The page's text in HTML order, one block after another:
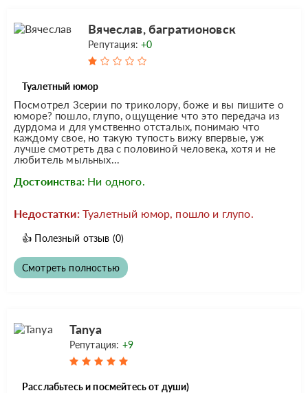
Вячеслав, багратионовск
Репутация:+0
Туалетный юмор
Посмотрел 3серии по триколору, боже и вы пишите о
юморе? пошло, глупо, ощущение что это передача из
дурдома и для умственно отсталых, понимаю что
каждому свое, но такую тупость вижу впервые, уж
лучше смотреть два с половиной человека, хотя и не
любитель мыльных...
Достоинства: Ни одного.
Недостатки: Туалетный юмор, пошло и глупо.
👍 Полезный отзыв (0)
Смотреть полностью
Tanya
Репутация: +9
Расслабьтесь и посмейтесь от души)